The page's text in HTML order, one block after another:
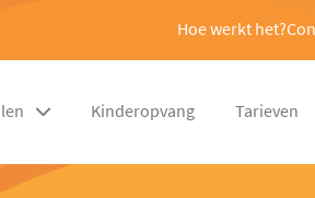
Hoe werkt het?
Kinderopvang Tarieven